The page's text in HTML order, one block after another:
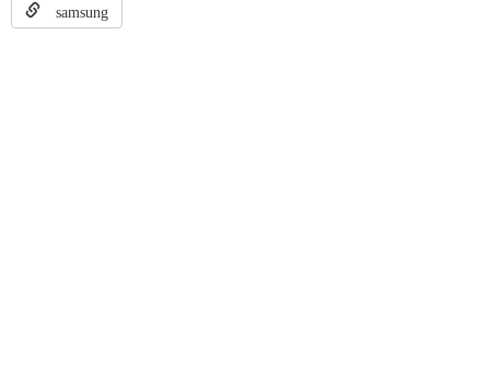
samsung